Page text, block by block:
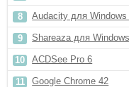
Audacity для Windows
Shareaza для
ACDSee Pro 6
Google Chrome 42